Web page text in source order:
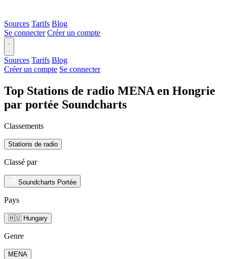
Sources Tarifs Blog
Se connecter Créer un compte
Sources Tarifs Blog
Créer un compte Se connecter
Top Stations de radio MENA en Hongrie
par portée Soundcharts
Classements
Stations de radio
Classé par
Soundcharts Portée
Pays
🇭🇺 Hungary
Genre
MENA